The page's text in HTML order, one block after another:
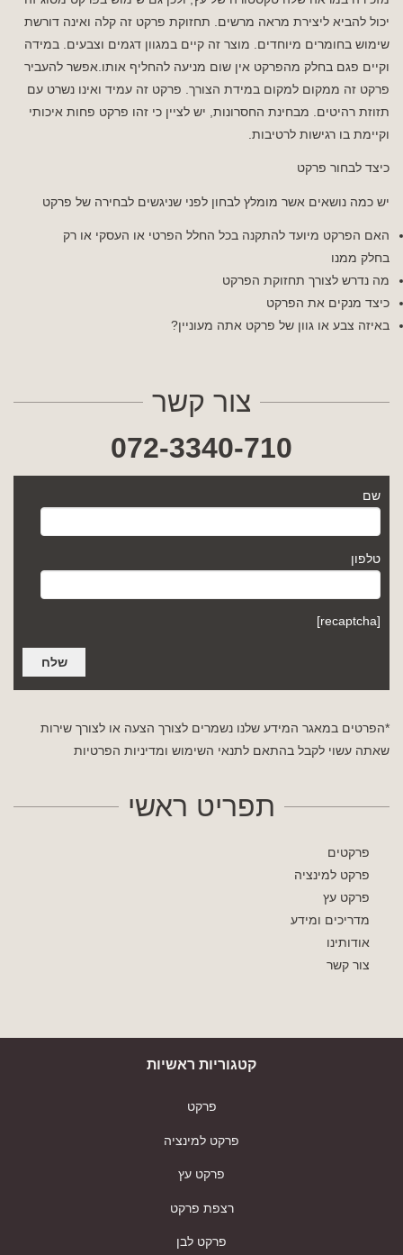
יכול להביא ליצירת מראה מרשים. תחזוקת פרקט זה קלה ואינה דורשת
שימוש בחומרים מיוחדים. מוצר זה קיים במגוון דגמים וצבעים. במידה
וקיים פגם בחלק מהפרקט אין שום מניעה להחליף אותו.אפשר להעביר
פרקט זה ממקום למקום במידת הצורך. פרקט זה עמיד ואינו נשרט עם
תזוזת רהיטים. מבחינת החסרונות, יש לציין כי זהו פרקט פחות איכותי
וקיימת בו רגישות לרטיבות.
כיצד לבחור פרקט
יש כמה נושאים אשר מומלץ לבחון לפני שניגשים לבחירה של פרקט
האם הפרקט מיועד להתקנה בכל החלל הפרטי או העסקי או רק
בחלק ממנו
מה נדרש לצורך תחזוקת הפרקט
כיצד מנקים את הפרקט
באיזה צבע או גוון של פרקט אתה מעוניין?
צור קשר
072-3340-710
שם
טלפון
[recaptcha]
*הפרטים במאגר המידע שלנו נשמרים לצורך הצעה או לצורך שירות
שאתה עשוי לקבל בהתאם לתנאי השימוש ומדיניות הפרטיות
תפריט ראשי
פרקטים
פרקט למינציה
פרקט עץ
מדריכים ומידע
אודותינו
צור קשר
קטגוריות ראשיות
פרקט
פרקט למינציה
פרקט עץ
רצפת פרקט
פרקט לבן